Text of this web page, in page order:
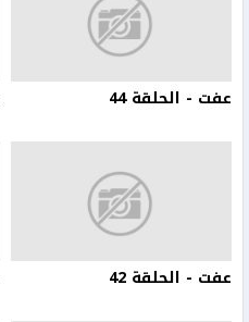
عفت - الحلقة 44
عفت - الحلقة 42